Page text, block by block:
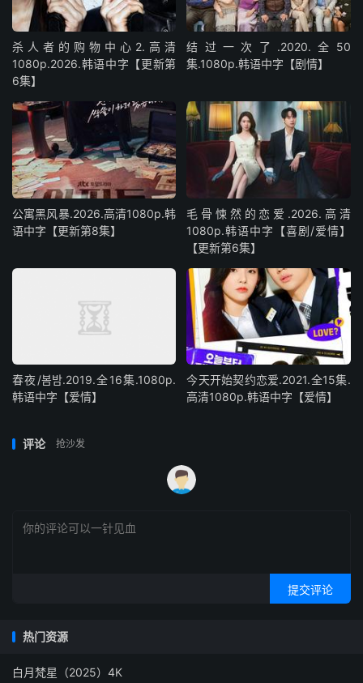
杀人者的购物中心2.高清
1080p.2026.韩语中字【更新第
6集】
结过一次了.2020.全50
集.1080p.韩语中字【剧情】
公寓黑风暴.2026.高清1080p.韩
语中字【更新第8集】
毛骨悚然的恋爱.2026.高清
1080p.韩语中字【喜剧/爱情】
【更新第6集】
春夜/봄밤‎.2019.全16集.1080p.
韩语中字【爱情】
今天开始契约恋爱.2021.全15集.
高清1080p.韩语中字【爱情】
评论 抢沙发
提交评论
热门资源
白月梵星（2025）4K